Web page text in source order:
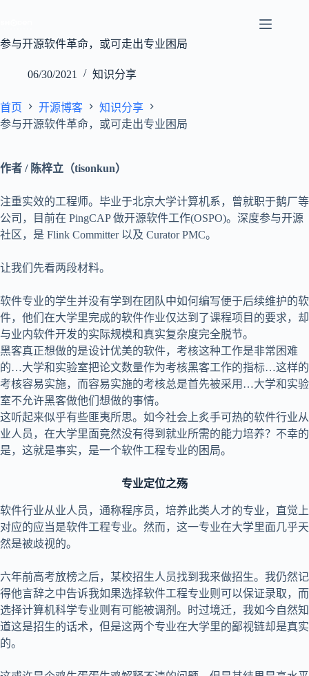
内
参与开源软件革命，或可走出专业困局
06/30/2021 知识分享
首页 开源博客
知识分享
参与开源软件革命，或可走出专业困局
作者 / 陈梓立（tisonkun）
注重实效的工程师。毕业于北京大学计算机系，曾就职于鹅厂等
公司，目前在 PingCAP 做开源软件工作(OSPO)。深度参与开源
社区，是 Flink Committer 以及 Curator PMC。
让我们先看两段材料。
软件专业的学生并没有学到在团队中如何编写便于后续维护的软
件，他们在大学里完成的软件作业仅达到了课程项目的要求，却
与业内软件开发的实际规模和真实复杂度完全脱节。
黑客真正想做的是设计优美的软件，考核这种工作是非常困难
的…大学和实验室把论文数量作为考核黑客工作的指标…这样的
考核容易实施，而容易实施的考核总是首先被采用…大学和实验
室不允许黑客做他们想做的事情。
这听起来似乎有些匪夷所思。如今社会上炙手可热的软件行业从
业人员，在大学里面竟然没有得到就业所需的能力培养？不幸的
是，这就是事实，是一个软件工程专业的困局。
专业定位之殇
软件行业从业人员，通称程序员，培养此类人才的专业，直觉上
对应的应当是软件工程专业。然而，这一专业在大学里面几乎天
然是被歧视的。
六年前高考放榜之后，某校招生人员找到我来做招生。我仍然记
得他言辞之中告诉我如果选择软件工程专业则可以保证录取，而
选择计算机科学专业则有可能被调剂。时过境迁，我如今自然知
道这是招生的话术，但是这两个专业在大学里的鄙视链却是真实
的。